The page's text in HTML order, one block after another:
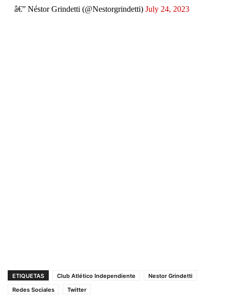
â€” Néstor Grindetti (@Nestorgrindetti) July 24, 2023
ETIQUETAS Club Atlético Independiente
Nestor Grindetti
Redes Sociales
Twitter